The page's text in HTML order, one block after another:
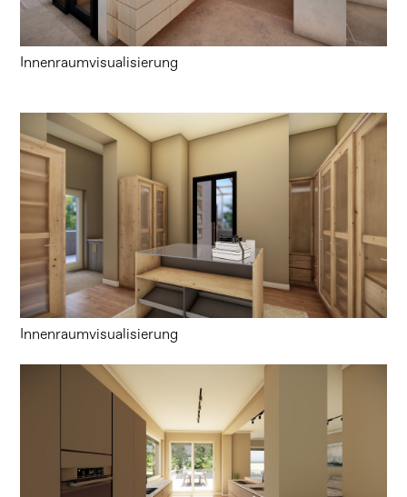
Innenraumvisualisierung
Innenraumvisualisierung